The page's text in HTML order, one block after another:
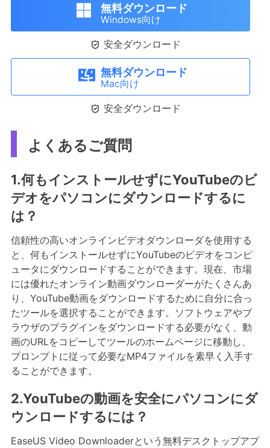
無料ダウンロード
Windows向け
 安全ダウンロード
無料ダウンロード
Mac向け
 安全ダウンロード
よくあるご質問
1.何もインストールせずにYouTubeのビ
デオをパソコンにダウンロードするに
は？
信頼性の高いオンラインビデオダウンローダを使用する
と、何もインストールせずにYouTubeのビデオをコンピ
ュータにダウンロードすることができます。現在、市場
には優れたオンライン動画ダウンローダーがたくさんあ
り、YouTube動画をダウンロードするために自分に合っ
たツールを選択することができます。ソフトウェアやブ
ラウザのプラグインをダウンロードする必要がなく、動
画のURLをコピーしてツールのホームページに移動し、
プロンプトに従って必要なMP4ファイルを素早く入手す
ることができます。
2.YouTubeの動画を安全にパソコンにダ
ウンロードするには？
EaseUS Video Downloaderという無料デスクトップアプ